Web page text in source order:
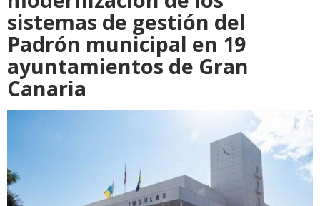
sistemas de gestión del
Padrón municipal en 19
ayuntamientos de Gran
Canaria